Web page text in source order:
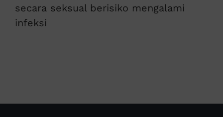
secara seksual berisiko mengalami
infeksi